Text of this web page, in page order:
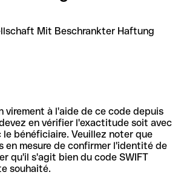
Mit Beschrankter Haftung
virement à l'aide de ce code depuis
en vérifier l'exactitude soit avec
le bénéficiaire. Veuillez noter que
en mesure de confirmer l'identité de
qu'il s'agit bien du code SWIFT
souhaité.